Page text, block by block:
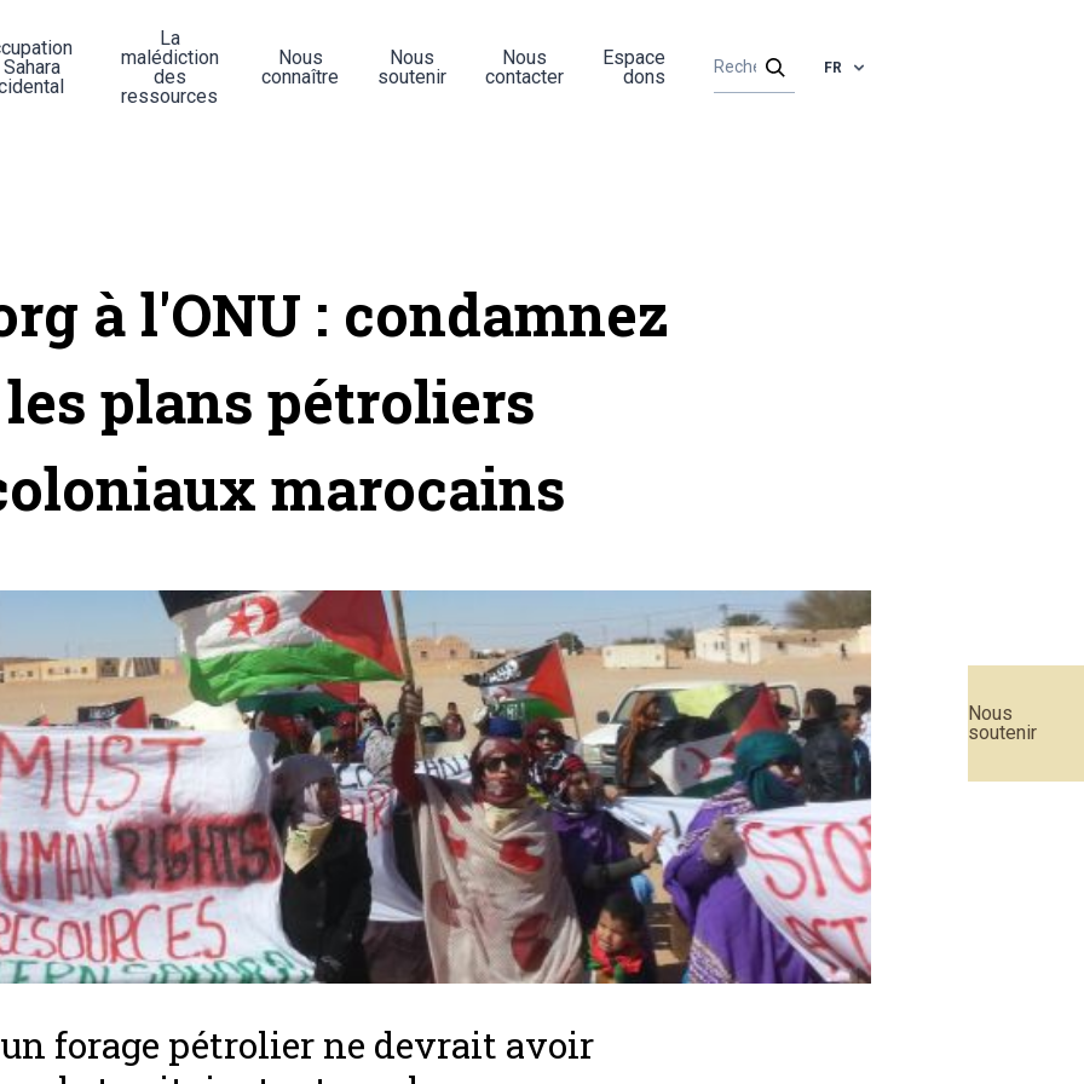
Nous
soutenir
La
malédiction
des
ressources
Nous
connaître
Nous
soutenir
Nous
contacter
Espace
dons
FR
à l'ONU : condamnez
les plans pétroliers
marocains
forage pétrolier ne devrait avoir